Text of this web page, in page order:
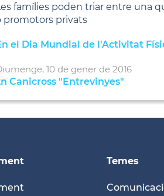
famílies poden triar entre una
promotors privats
el Dia Mundial de l'Activitat
10 degener de2016
Canicross "Entrevinyes"
Temes